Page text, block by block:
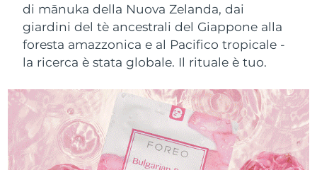
di mānuka della Nuova Zelanda, dai
giardini del tè ancestrali del Giappone alla
foresta amazzonica e al Pacifico tropicale -
la ricerca è stata globale. Il rituale è tuo.
LUNA™ 4 Plus
Massage, LED heating
LUNA™ 4 Men
For men, anti-aging massage
BEAR™ 2 go
Microcurrent toning on-the-go
BEAR™ 2 eyes & lips
Microcurrent line smoothing device
Idratazione
UFO™ 3 pacchetto
Deep facial hydration
UFO™ 3 LED
Near-infrared and red light therapy
device
Igiene orale
issa™ 4
Hybrid silicone sonic toothbrush
issa™ 4 plus
Smart hybrid silicone sonic toothbrush
TRATTAMENTI ANTI-AGE FAQ™
Anti-age Trattamenti LED
NEW
Bosnia ed
Erzegovina
Consegna stimata
Brunei Consegna stimata
Bulgaria Consegna stimata8/10/26
Canada Consegna stimata8/14/26
Cile Consegna stimata8/14/26